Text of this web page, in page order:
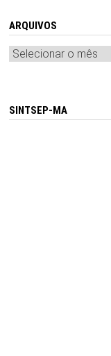
ARQUIVOS
Arquivos
SINTSEP-MA